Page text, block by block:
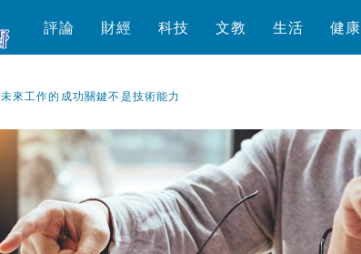
評論 財經 科技 文教 生活 健康
未來工作的成功關鍵不是技術能力